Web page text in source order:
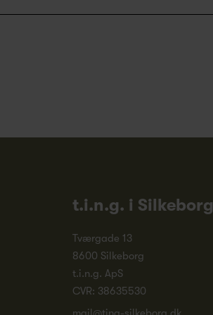
t.i.n.g. i Silkeborg
Tværgade 13
8600 Silkeborg
t.i.n.g. ApS
CVR: 38635530